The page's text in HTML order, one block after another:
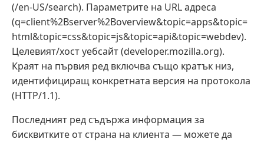
(/en-US/search). Параметрите на URL адреса
(q=client%2Bserver%2Boverview&topic=apps&topic=
html&topic=css&topic=js&topic=api&topic=webdev).
Целевият/хост уебсайт (developer.mozilla.org).
Краят на първия ред включва също кратък низ,
идентифициращ конкретната версия на протокола
(HTTP/1.1).
Последният ред съдържа информация за
бисквитките от страна на клиента — можете да